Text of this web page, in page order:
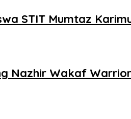
STIT Mumtaz
Nazhir Wakaf